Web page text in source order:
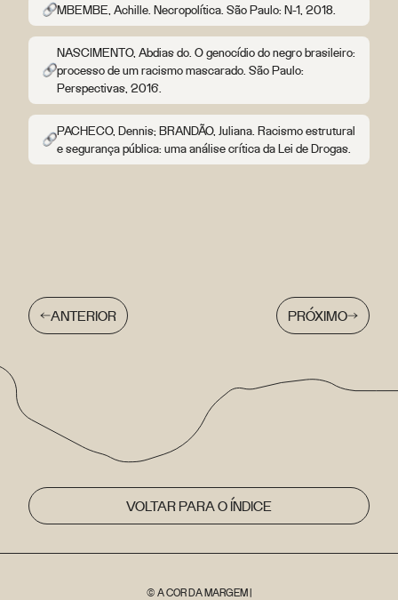
MBEMBE, Achille. Necropolítica. São Paulo: N-1, 2018.
NASCIMENTO, Abdias do. O genocídio do negro brasileiro:
processo de um racismo mascarado. São Paulo:
Perspectivas, 2016.
PACHECO, Dennis; BRANDÃO, Juliana. Racismo estrutural
e segurança pública: uma análise crítica da Lei de Drogas.
ANTERIOR PRÓXIMO
VOLTAR PARA O ÍNDICE
© A COR DA MARGEM |